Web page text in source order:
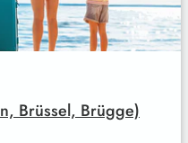
Brüssel, Brügge)